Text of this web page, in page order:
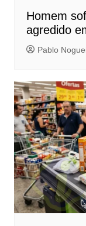
Homem
agredido
Pablo